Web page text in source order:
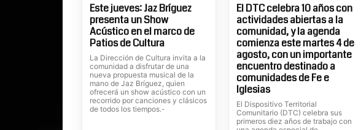
Este jueves: Jaz Bríguez
presenta un Show
Acústico en el marco de
Patios de Cultura
La Dirección de Cultura invita a la
comunidad a disfrutar de una
nueva propuesta musical de la
mano de Jaz Bríguez, quien
ofrecerá un show acústico con un
recorrido por canciones y clásicos
de todos los tiempos.-
El DTC celebra 10 años con
actividades abiertas a la
comunidad, y la agenda
comienza este martes 4 de
agosto, con un importante
encuentro destinado a
comunidades de Fe e
Iglesias
El Dispositivo Territorial
Comunitario (DTC) celebra sus
primeros diez años de trabajo con